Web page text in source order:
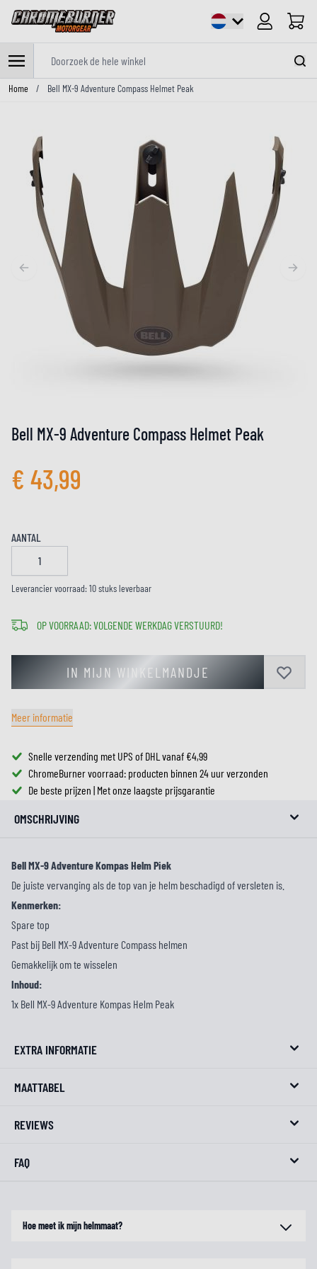
Cart
Ga naar de inhoud
Home / Bell MX-9 Adventure Compass Helmet Peak
Bell MX-9 Adventure Compass Helmet Peak
€ 43,99
AANTAL
Leverancier voorraad: 10 stuks leverbaar
OP VOORRAAD: VOLGENDE WERKDAG VERSTUURD!
IN MIJN WINKELMANDJE
Meer informatie
Snelle verzending met UPS of DHL vanaf €4,99
ChromeBurner voorraad: producten binnen 24 uur verzonden
De beste prijzen | Met onze laagste prijsgarantie
OMSCHRIJVING
Bell MX-9 Adventure Kompas Helm Piek
De juiste vervanging als de top van je helm beschadigd of versleten is.
Kenmerken:
Spare top
Past bij Bell MX-9 Adventure Compass helmen
Gemakkelijk om te wisselen
Inhoud:
1x Bell MX-9 Adventure Kompas Helm Peak
EXTRA INFORMATIE
MAATTABEL
REVIEWS
FAQ
Hoe meet ik mijn helmmaat?